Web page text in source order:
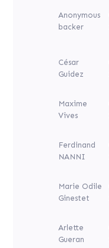
Anonymous
backer
César
Guidez
Maxime
Vives
Ferdinand
NANNI
Marie Odile
Ginestet
Arlette
Gueran